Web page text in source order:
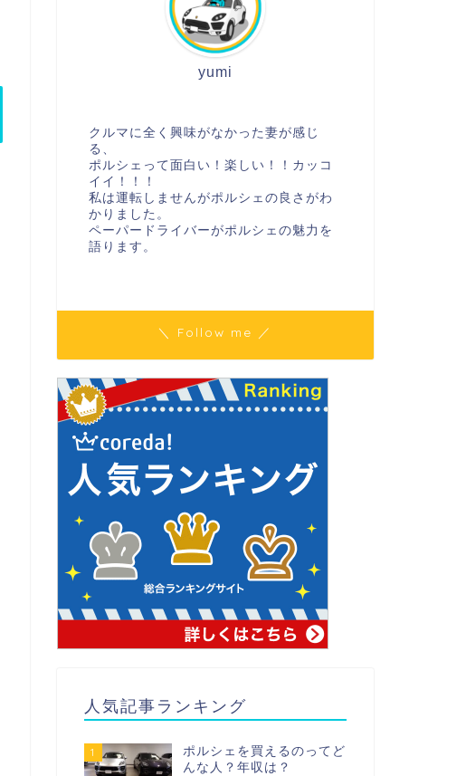
yumi
クルマに全く興味がなかった妻が感じ
る、
ポルシェって面白い！楽しい！！カッコ
イイ！！！
私は運転しませんがポルシェの良さがわ
かりました。
ペーパードライバーがポルシェの魅力を
語ります。
＼ Follow me ／
人気記事ランキング
1
ポルシェを買えるのってど
んな人？年収は？